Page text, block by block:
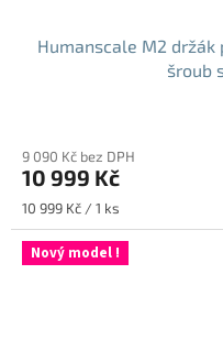
Humanscale M2 držák
šroub
9 090 Kč bez DPH
10 999 Kč
Měrná
cena:
10 999 Kč / 1 ks
Nový model !